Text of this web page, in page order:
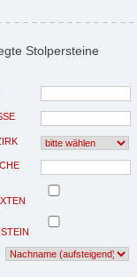
Stolpersteine